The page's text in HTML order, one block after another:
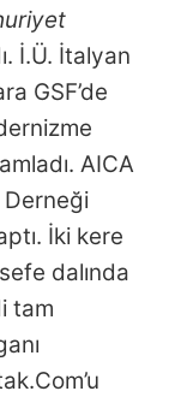
İ.Ü. İtalyan
GSF’de
AICA
Derneği
İki kere
dalında
tam